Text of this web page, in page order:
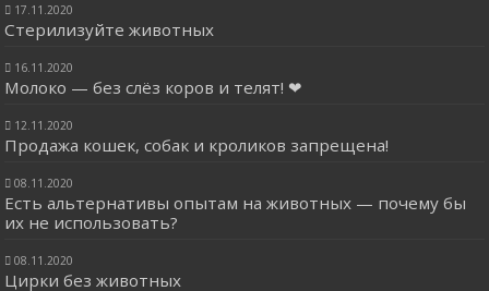
17.11.2020
Стерилизуйте животных
16.11.2020
Молоко — без слёз коров и телят! ❤
12.11.2020
Продажа кошек, собак и кроликов запрещена!
08.11.2020
Есть альтернативы опытам на животных — почему бы
их не использовать?
08.11.2020
Цирки без животных